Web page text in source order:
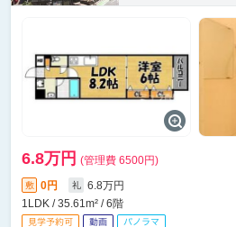
6.8万円 (管理費 6500円)
敷 0円 礼
6.8万円
1LDK / 35.61m² / 6階